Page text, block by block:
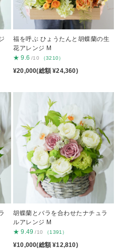
福を呼ぶ ひょうたんと胡蝶蘭の生
花アレンジ M
★ 9.6 /10 （3210）
¥20,000(総額 ¥24,360)
胡蝶蘭とバラを合わせたナチュラ
ルアレンジ M
★ 9.49 /10 （1391）
¥10,000(総額 ¥12,810)